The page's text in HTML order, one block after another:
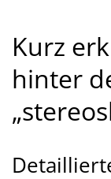
Kurz
hinter